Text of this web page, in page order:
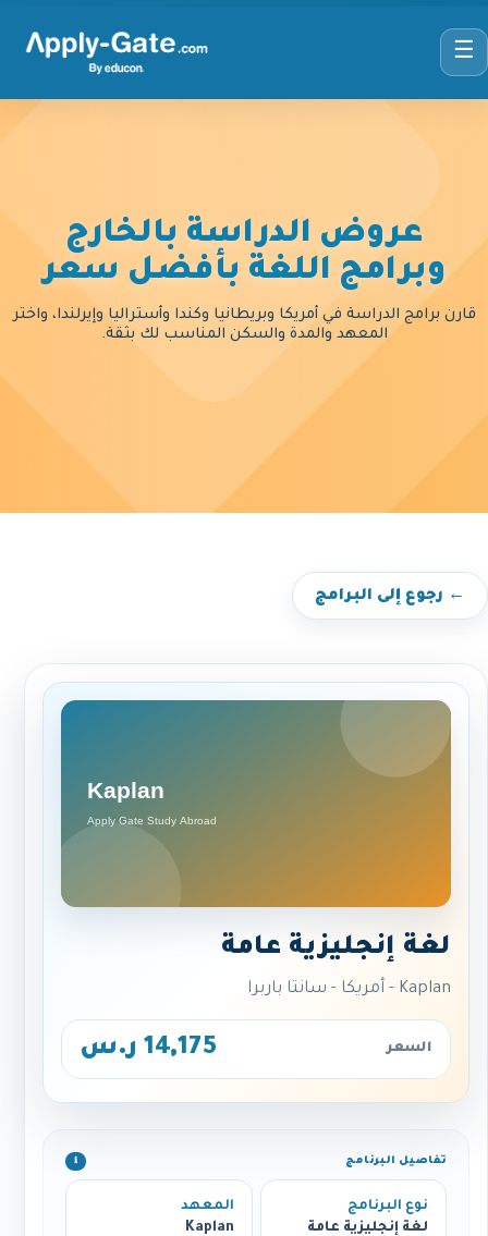
☰
عروض الدراسة بالخارج
وبرامج اللغة بأفضل سعر
قارن برامج الدراسة في أمريكا وبريطانيا وكندا وأستراليا وإيرلندا، واختر
المعهد والمدة والسكن المناسب لك بثقة.
← رجوع إلى البرامج
لغة إنجليزية عامة
Kaplan - أمريكا - سانتا باربرا
السعر 14,175 ر.س
تفاصيل البرنامج ℹ️
نوع البرنامج
لغة إنجليزية عامة
المعهد
Kaplan